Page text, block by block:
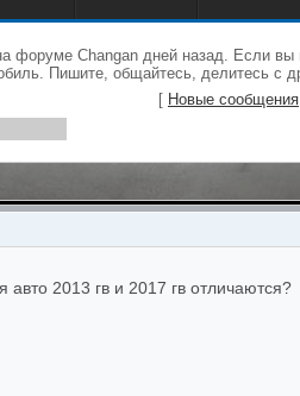
форуме Changan дней назад. Если
Пишите, общайтесь, делитесь с
[ Новые сообщения
2013 гв и 2017 гв отличаются?